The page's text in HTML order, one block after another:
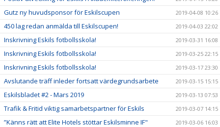
Gutz ny huvudsponsor för Eskilscupen 2019-04-08 10:26
450 lag redan anmälda till Eskilscupen! 2019-04-03 22:02
Inskrivning Eskils fotbollsskola! 2019-03-31 16:08
Inskrivning Eskils fotbollsskola! 2019-03-25 22:15
Inskrivning Eskils fotbollsskola! 2019-03-17 23:30
Avslutande träff inleder fortsatt värdegrundsarbete 2019-03-15 15:15
Eskilsbladet #2 - Mars 2019 2019-03-13 07:53
Trafik & Fritid viktig samarbetspartner för Eskils 2019-03-07 14:15
”Känns rätt att Elite Hotels stöttar Eskilsminne IF" 2019-03-06 16:03